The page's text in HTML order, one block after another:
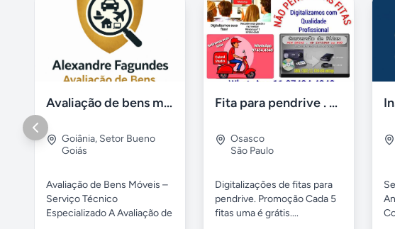
Avaliação de bens móveis, Avaliação patrimônial
Goiânia, Setor Bueno
Goiás
Avaliação de Bens Móveis –
Serviço Técnico
Especializado A Avaliação de
Fita para pendrive . Osasco e região
Osasco
São Paulo
Digitalizações de fitas para
pendrive. Promoção Cada 5
fitas uma é grátis....